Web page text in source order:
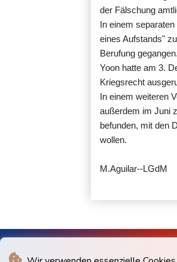
der Fälschung
In einem
eines Aufstands"
Berufung gegangen.
Yoon hatte am 3.
Kriegsrecht
In einem weiteren
außerdem im Juni
befunden, mit den
wollen.
M.Aguilar--LGdM